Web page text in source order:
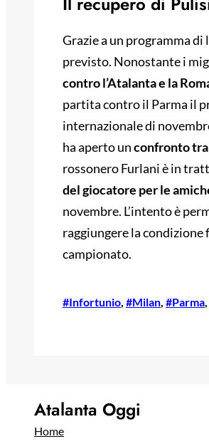
Grazie a un programma
previsto. Nonostante i
contro l’Atalanta e la
partita contro il Parma il
internazionale di
ha aperto unconfronto
rossonero Furlani è in
del giocatore per le
novembre. L’intento è
raggiungere la
campionato.
#Infortunio, #Milan, #Parma,
Atalanta Oggi
Home